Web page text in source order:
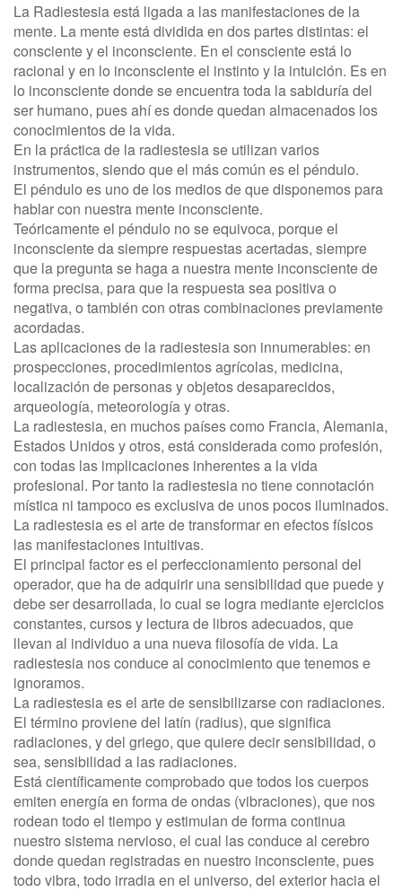
La Radiestesia está ligada a las manifestaciones de la
mente. La mente está dividida en dos partes distintas: el
consciente y el inconsciente. En el consciente está lo
racional y en lo inconsciente el instinto y la intuición. Es en
lo inconsciente donde se encuentra toda la sabiduría del
ser humano, pues ahí es donde quedan almacenados los
conocimientos de la vida.
En la práctica de la radiestesia se utilizan varios
instrumentos, siendo que el más común es el péndulo.
El péndulo es uno de los medios de que disponemos para
hablar con nuestra mente inconsciente.
Teóricamente el péndulo no se equivoca, porque el
inconsciente da siempre respuestas acertadas, siempre
que la pregunta se haga a nuestra mente inconsciente de
forma precisa, para que la respuesta sea positiva o
negativa, o también con otras combinaciones previamente
acordadas.
Las aplicaciones de la radiestesia son innumerables: en
prospecciones, procedimientos agrícolas, medicina,
localización de personas y objetos desaparecidos,
arqueología, meteorología y otras.
La radiestesia, en muchos países como Francia, Alemania,
Estados Unidos y otros, está considerada como profesión,
con todas las implicaciones inherentes a la vida
profesional. Por tanto la radiestesia no tiene connotación
mística ni tampoco es exclusiva de unos pocos iluminados.
La radiestesia es el arte de transformar en efectos físicos
las manifestaciones intuitivas.
El principal factor es el perfeccionamiento personal del
operador, que ha de adquirir una sensibilidad que puede y
debe ser desarrollada, lo cual se logra mediante ejercicios
constantes, cursos y lectura de libros adecuados, que
llevan al individuo a una nueva filosofía de vida. La
radiestesia nos conduce al conocimiento que tenemos e
ignoramos.
La radiestesia es el arte de sensibilizarse con radiaciones.
El término proviene del latín (radius), que significa
radiaciones, y del griego, que quiere decir sensibilidad, o
sea, sensibilidad a las radiaciones.
Está científicamente comprobado que todos los cuerpos
emiten energía en forma de ondas (vibraciones), que nos
rodean todo el tiempo y estimulan de forma continua
nuestro sistema nervioso, el cual las conduce al cerebro
donde quedan registradas en nuestro inconsciente, pues
todo vibra, todo irradia en el universo, del exterior hacia el